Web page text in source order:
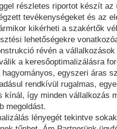
részletes riportot készít az
tevékenységeket és az
kikérheti a szakértők
lehetőségekre
révén a
a keresőoptimalizálásra
hagyományos, egyszeri áras
rendkívül rugalmas,
kínál, így minden vállalkozás
megoldást.
lényegét tekintve